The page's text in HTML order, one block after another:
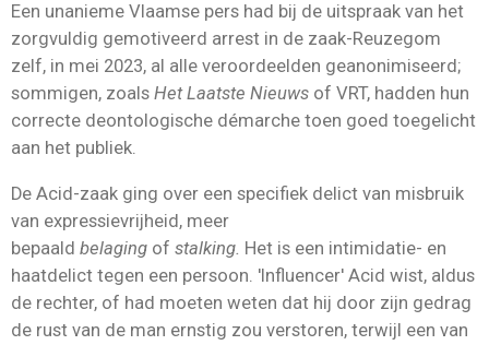
Een unanieme Vlaamse pers had bij de uitspraak van het
zorgvuldig gemotiveerd arrest in de zaak-Reuzegom
zelf, in mei 2023, al alle veroordeelden geanonimiseerd;
sommigen, zoals Het Laatste Nieuws of VRT, hadden hun
correcte deontologische démarche toen goed toegelicht
aan het publiek.
De Acid-zaak ging over een specifiek delict van misbruik
van expressievrijheid, meer
bepaald belaging of stalking. Het is een intimidatie- en
haatdelict tegen een persoon. 'Influencer' Acid wist, aldus
de rechter, of had moeten weten dat hij door zijn gedrag
de rust van de man ernstig zou verstoren, terwijl een van